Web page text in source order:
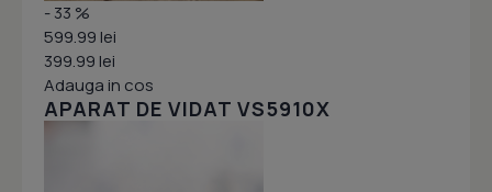
- 33 %
599.99 lei
399.99 lei
Adauga in cos
APARAT DE VIDAT VS5910X